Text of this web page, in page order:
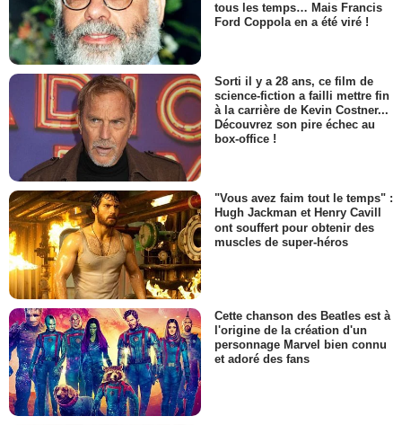
tous les temps… Mais Francis
Ford Coppola en a été viré !
Sorti il y a 28 ans, ce film de
science-fiction a failli mettre fin
à la carrière de Kevin Costner...
Découvrez son pire échec au
box-office !
"Vous avez faim tout le temps" :
Hugh Jackman et Henry Cavill
ont souffert pour obtenir des
muscles de super-héros
Cette chanson des Beatles est à
l'origine de la création d'un
personnage Marvel bien connu
et adoré des fans